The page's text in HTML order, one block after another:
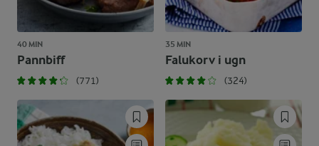
40 MIN
Pannbiff
(771)
35 MIN
Falukorv i ugn
(324)